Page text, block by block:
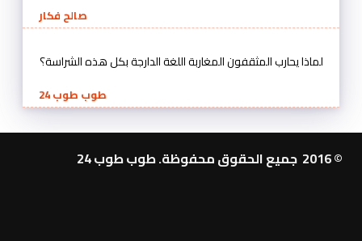
صالح فكار
لماذا يحارب المثقفون المغاربة اللغة الدارجة بكل هذه الشراسة؟
طوب طوب 24
© 2016 جميع الحقوق محفوظة. طوب طوب 24